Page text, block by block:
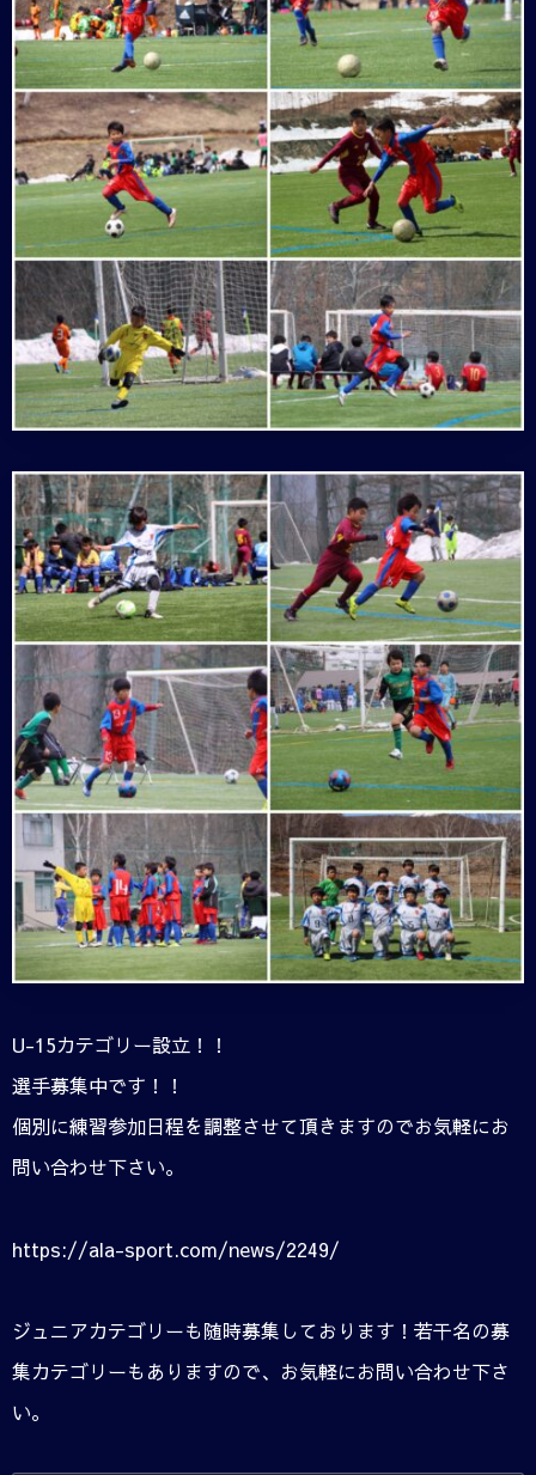
U-15カテゴリー設立！！
選手募集中です！！
個別に練習参加日程を調整させて頂きますのでお気軽にお
問い合わせ下さい。
https://ala-sport.com/news/2249/
ジュニアカテゴリーも随時募集しております！若干名の募
集カテゴリーもありますので、お気軽にお問い合わせ下さ
い。